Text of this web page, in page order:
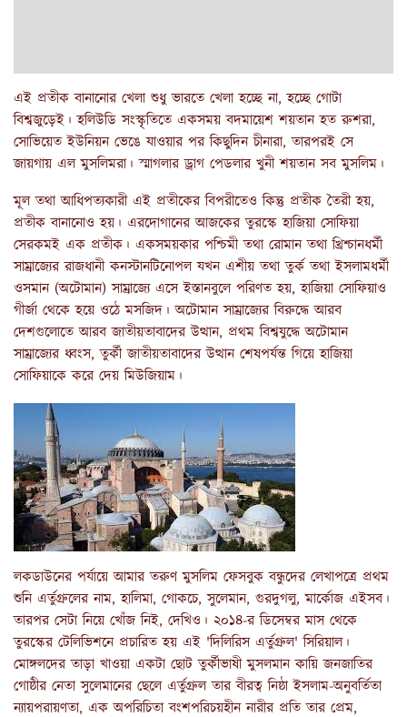
এই প্রতীক বানানোর খেলা শুধু ভারতে খেলা হচ্ছে না, হচ্ছে গোটা
বিশ্বজুড়েই। হলিউডি সংস্কৃতিতে একসময় বদমায়েশ শয়তান হত রুশরা,
সোভিয়েত ইউনিয়ন ভেঙে যাওয়ার পর কিছুদিন চীনারা, তারপরই সে
জায়গায় এল মুসলিমরা। স্মাগলার ড্রাগ পেডলার খুনী শয়তান সব মুসলিম।
মূল তথা আধিপত্যকারী এই প্রতীকের বিপরীতেও কিন্তু প্রতীক তৈরী হয়,
প্রতীক বানানোও হয়। এরদোগানের আজকের তুরস্কে হাজিয়া সোফিয়া
সেরকমই এক প্রতীক। একসময়কার পশ্চিমী তথা রোমান তথা খ্রিশ্চানধর্মী
সাম্রাজ্যের রাজধানী কনস্টানটিনোপল যখন এশীয় তথা তুর্ক তথা ইসলামধর্মী
ওসমান (অটোমান) সাম্রাজ্যে এসে ইস্তানবুলে পরিণত হয়, হাজিয়া সোফিয়াও
গীর্জা থেকে হয়ে ওঠে মসজিদ। অটোমান সাম্রাজ্যের বিরুদ্ধে আরব
দেশগুলোতে আরব জাতীয়তাবাদের উত্থান, প্রথম বিশ্বযুদ্ধে অটোমান
সাম্রাজ্যের ধ্বংস, তুর্কী জাতীয়তাবাদের উত্থান শেষপর্যন্ত গিয়ে হাজিয়া
সোফিয়াকে করে দেয় মিউজিয়াম।
লকডাউনের পর্যায়ে আমার তরুণ মুসলিম ফেসবুক বন্ধুদের লেখাপত্রে প্রথম
শুনি এর্তুগ্রুলের নাম, হালিমা, গোকচে, সুলেমান, গুরদুগলু, মার্কোজ এইসব।
তারপর সেটা নিয়ে খোঁজ নিই, দেখিও। ২০১৪-র ডিসেম্বর মাস থেকে
তুরস্কের টেলিভিশনে প্রচারিত হয় এই 'দিলিরিস এর্তুগ্রুল' সিরিয়াল।
মোঙ্গলদের তাড়া খাওয়া একটা ছোট তুর্কীভাষী মুসলমান কায়ি জনজাতির
গোষ্ঠীর নেতা সুলেমানের ছেলে এর্তুগ্রুল তার বীরত্ব নিষ্ঠা ইসলাম-অনুবর্তিতা
ন্যায়পরায়ণতা, এক অপরিচিতা বংশপরিচয়হীন নারীর প্রতি তার প্রেম,